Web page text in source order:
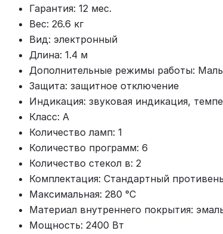
Гарантия: 12 мес.
Вес: 26.6 кг
Вид: электронный
Длина: 1.4 м
Дополнительные режимы работы:
Защита: защитное отключение
Индикация: звуковая индикация,
Класс: A
Количество ламп: 1
Количество программ: 6
Количество стекол в: 2
Комплектация: Стандартный
Максимальная: 280 °С
Материал внутреннего покрытия:
Мощность: 2400 Вт